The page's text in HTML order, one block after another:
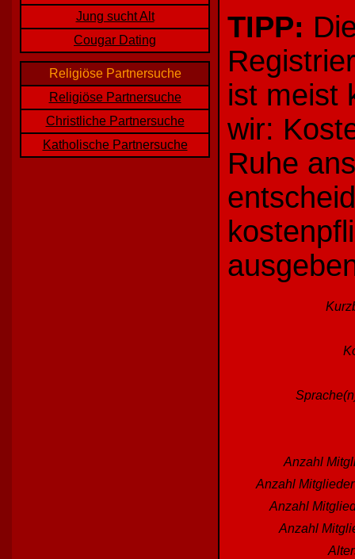
Jung sucht Alt
Cougar Dating
Religiöse Partnersuche
Religiöse Partnersuche
Christliche Partnersuche
Katholische Partnersuche
TIPP:
ist meist
wir:
Ruhe
Anzahl
Anzahl
Anzahl
Anzahl